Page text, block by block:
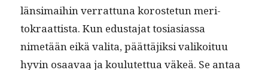
län­si­mai­hin ver­rat­tuna koroste­tun mer­i­
tokraat­tista. Kun edus­ta­jat tosi­asi­as­sa
nimetään eikä vali­ta, päät­täjik­si valikoituu
hyvin osaavaa ja koulutet­tua väkeä. Se antaa